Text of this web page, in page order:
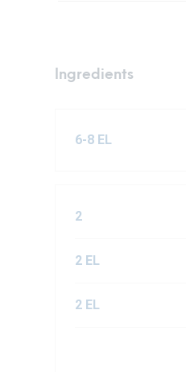
Ingredients
6-8 EL
2
2 EL
2 EL